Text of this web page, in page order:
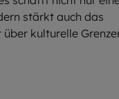
stärkt auch das
kulturelle